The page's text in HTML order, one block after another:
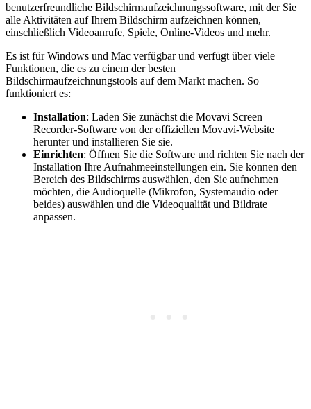
benutzerfreundliche Bildschirmaufzeichnungssoftware, mit der Sie
alle Aktivitäten auf Ihrem Bildschirm aufzeichnen können,
einschließlich Videoanrufe, Spiele, Online-Videos und mehr.
Es ist für Windows und Mac verfügbar und verfügt über viele
Funktionen, die es zu einem der besten
Bildschirmaufzeichnungstools auf dem Markt machen. So
funktioniert es:
Installation: Laden Sie zunächst die Movavi Screen
Recorder-Software von der offiziellen Movavi-Website
herunter und installieren Sie sie.
Einrichten: Öffnen Sie die Software und richten Sie nach der
Installation Ihre Aufnahmeeinstellungen ein. Sie können den
Bereich des Bildschirms auswählen, den Sie aufnehmen
möchten, die Audioquelle (Mikrofon, Systemaudio oder
beides) auswählen und die Videoqualität und Bildrate
anpassen.